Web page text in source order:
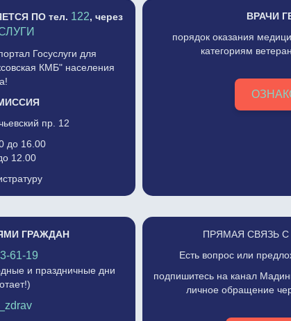
ПО тел. 122, через
Госуслуги для
КМБ" населения
пр. 12
до 16.00
12.00
ВРАЧИ
порядок оказания
категориям
ГРАЖДАН
61-19
и праздничные дни
ПРЯМАЯ СВЯЗЬ
Есть вопрос или
подпишитесь на канал
личное обращение